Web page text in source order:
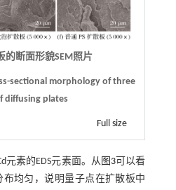
的断面形貌SEM照片
sectional morphology of three
diffusing plates
Full size
元素的EDS元素面。从 图3可以看
布均匀，说明量子点在扩散板中